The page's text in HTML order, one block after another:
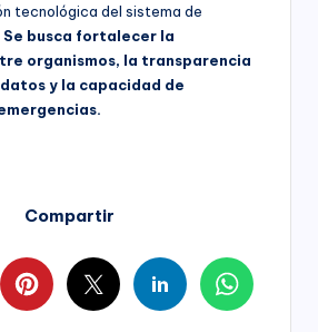
tecnológica del sistema de
Se busca fortalecer la
organismos, la transparencia
y la capacidad de
Compartir